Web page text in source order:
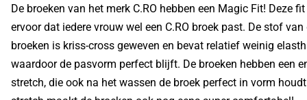
De broeken van het merk C.RO hebben een Magic Fit! Deze
ervoor dat iedere vrouw wel een C.RO broek past. De stof van
broeken is kriss-cross geweven en bevat relatief weinig
waardoor de pasvorm perfect blijft. De broeken hebben een
stretch, die ook na het wassen de broek perfect in vorm